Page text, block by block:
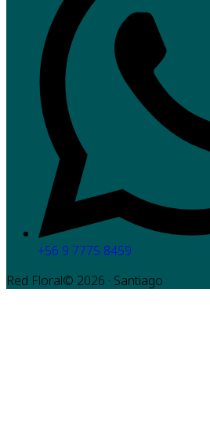
+56 9 7775 8459
Red Floral© 2026 · Santiago